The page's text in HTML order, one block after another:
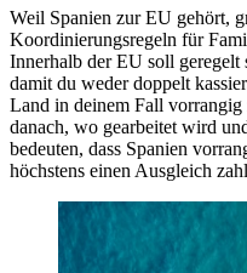
Weil Spanien zur EU gehört,
Koordinierungsregeln für
Innerhalb der EU soll
damit du weder doppelt
Land in deinem Fall vorrangig
danach, wo gearbeitet wird
bedeuten, dass Spanien
höchstens einen Ausgleich